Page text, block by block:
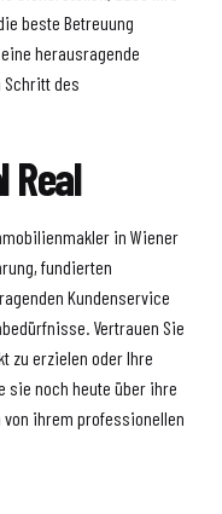
beste Betreuung
herausragende
Schritt des
Real
in Wiener
fundierten
Kundenservice
Vertrauen Sie
zu erzielen oder Ihre
sie noch heute über ihre
ihrem professionellen